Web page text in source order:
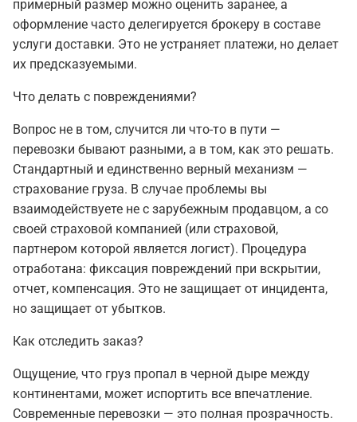
примерный размер можно оценить заранее, а
оформление часто делегируется брокеру в составе
услуги доставки. Это не устраняет платежи, но делает
их предсказуемыми.
Что делать с повреждениями?
Вопрос не в том, случится ли что-то в пути —
перевозки бывают разными, а в том, как это решать.
Стандартный и единственно верный механизм —
страхование груза. В случае проблемы вы
взаимодействуете не с зарубежным продавцом, а со
своей страховой компанией (или страховой,
партнером которой является логист). Процедура
отработана: фиксация повреждений при вскрытии,
отчет, компенсация. Это не защищает от инцидента,
но защищает от убытков.
Как отследить заказ?
Ощущение, что груз пропал в черной дыре между
континентами, может испортить все впечатление.
Современные перевозки — это полная прозрачность.